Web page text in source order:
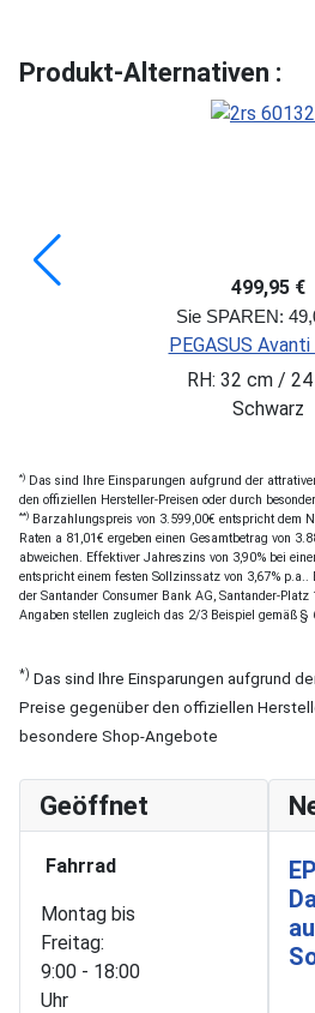
Produkt-Alternativen :
499,95 €
Sie SPAREN:
PEGASUS
RH: 32 cm /
Schwarz
*) Das sind Ihre Einsparungen aufgrund der
den offiziellen Hersteller-Preisen oder durch
**) Barzahlungspreis von 3.599,00€ entspricht dem
Raten a 81,01€ ergeben einen Gesamtbetrag von
abweichen. Effektiver Jahreszins von 3,90% bei
entspricht einem festen Sollzinssatz von 3,67% p.a..
der Santander Consumer Bank AG, Santander-
Angaben stellen zugleich das 2/3 Beispiel gemäß §
*) Das sind Ihre Einsparungen aufgrund
Preise gegenüber den offiziellen
besondere Shop-Angebote
Geöffnet
Fahrrad
Montag bis
Freitag:
9:00 - 18:00
Uhr